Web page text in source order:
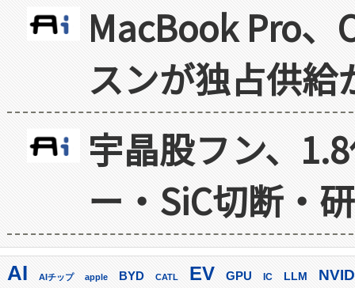
MacBook Pro
スンが独占供給
宇晶股フン、
ー・SiC切断・
AI AIチップ apple BYD CATL EV GPU IC LLM